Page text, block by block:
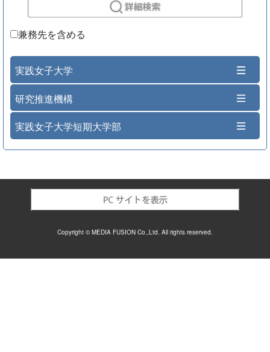
兼務先を含める
実践女子大学
研究推進機構
実践女子大学短期大学部
Copyright © MEDIA FUSION Co.,Ltd. All rights reserved.